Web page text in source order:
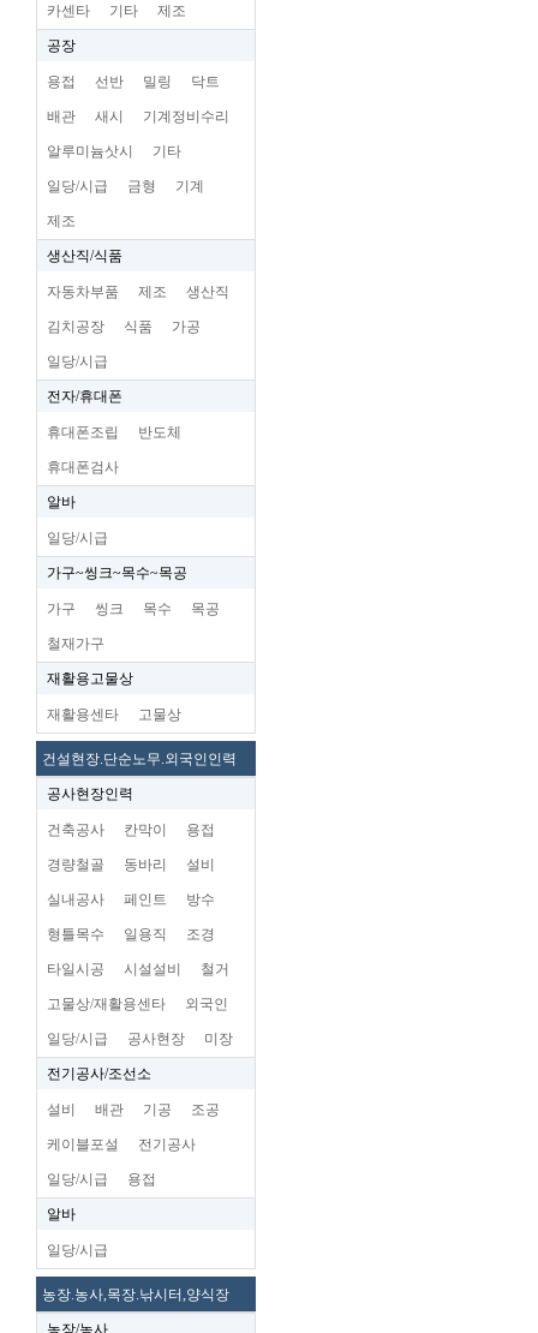
카센타 기타 제조
공장
용접 선반 밀링 닥트
배관 새시 기계정비수리
알루미늄삿시 기타
일당/시급 금형 기계
제조
생산직/식품
자동차부품 제조 생산직
김치공장 식품 가공
일당/시급
전자/휴대폰
휴대폰조립 반도체
휴대폰검사
알바
일당/시급
가구~씽크~목수~목공
가구 씽크 목수 목공
철재가구
재활용고물상
재활용센타 고물상
건설현장.단순노무.외국인인력
공사현장인력
건축공사 칸막이 용접
경량철골 동바리 설비
실내공사 페인트 방수
형틀목수 일용직 조경
타일시공 시설설비 철거
고물상/재활용센타 외국인
일당/시급 공사현장 미장
전기공사/조선소
설비 배관 기공 조공
케이블포설 전기공사
일당/시급 용접
알바
일당/시급
농장.농사,목장.낚시터,양식장
농장/농사